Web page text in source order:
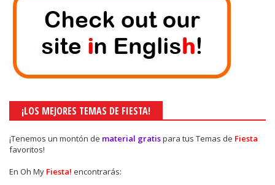
¡LOS MEJORES TEMAS DE FIESTA!
¡Tenemos un montón de material gratispara tus Temas de Fiesta
favoritos!
En Oh My Fiesta! encontrarás: